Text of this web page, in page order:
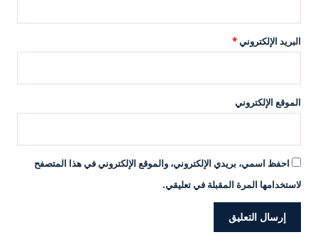
البريد الإلكتروني*
الموقع الإلكتروني
احفظ اسمي، بريدي الإلكتروني، والموقع الإلكتروني في هذا المتصفح
لاستخدامها المرة المقبلة في تعليقي.